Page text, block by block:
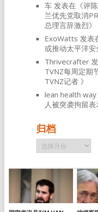
车发表在《评
兰优先党取消
总理言辞激烈》
ExoWatts 发表
或推动太平洋
Thrivecrafter
TVNZ每周定期
TVNZ记者 》
lean health way
人被突袭拘留
归档
归
档